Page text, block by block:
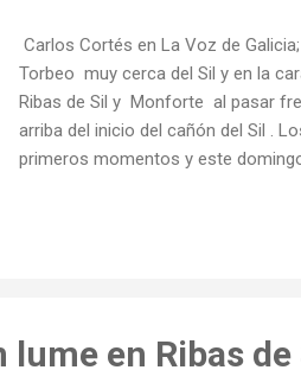
Carlos Cortés en La Voz de
Torbeo muy cerca del Sil y en la
Ribas de Sil y Monforte al pasar
arriba del inicio del cañón del Sil .
primeros momentos y este
lume en Ribas